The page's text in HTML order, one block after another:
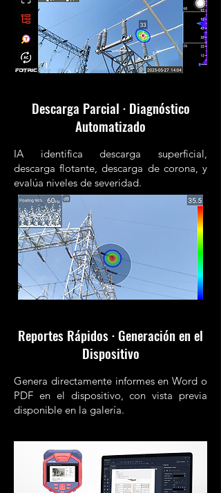
Descarga Parcial · Diagnóstico
Automatizado
IA identifica descarga superficial,
descarga flotante, descarga de corona, y
evalúa niveles de severidad.
Reportes Rápidos · Generación en el
Dispositivo
Genera directamente informes en Word o
PDF en el dispositivo, con vista previa
disponible en la galería.